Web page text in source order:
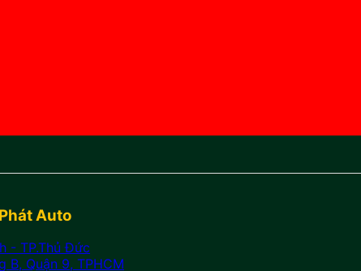
Auto
- TP.Thủ Đức
B, Quận 9, TPHCM